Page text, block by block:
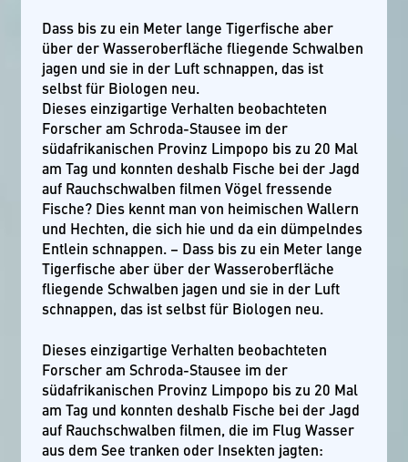
Dass bis zu ein Meter lange Tigerfische aber
über der Wasseroberfläche fliegende Schwalben
jagen und sie in der Luft schnappen, das ist
selbst für Biologen neu.
Dieses einzigartige Verhalten beobachteten
Forscher am Schroda-Stausee im der
südafrikanischen Provinz Limpopo bis zu 20 Mal
am Tag und konnten deshalb Fische bei der Jagd
auf Rauchschwalben filmen Vögel fressende
Fische? Dies kennt man von heimischen Wallern
und Hechten, die sich hie und da ein dümpelndes
Entlein schnappen. – Dass bis zu ein Meter lange
Tigerfische aber über der Wasseroberfläche
fliegende Schwalben jagen und sie in der Luft
schnappen, das ist selbst für Biologen neu.
Dieses einzigartige Verhalten beobachteten
Forscher am Schroda-Stausee im der
südafrikanischen Provinz Limpopo bis zu 20 Mal
am Tag und konnten deshalb Fische bei der Jagd
auf Rauchschwalben filmen, die im Flug Wasser
aus dem See tranken oder Insekten jagten: